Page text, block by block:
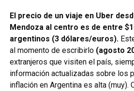
El precio de un viaje en Uber
Mendoza al centro es de entre
argentinos (3 dólares/euros).
al momento de escribirlo (agosto
extranjeros que visiten el país,
información actualizadas sobre los
inflación en Argentina es alta (muy).